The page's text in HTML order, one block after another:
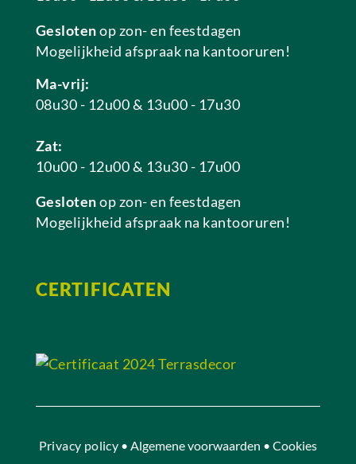
Geslotenop zon- en feestdagen
Mogelijkheid afspraak na kantooruren!
Ma-vrij:
08u30 - 12u00 & 13u00 - 17u30
Zat:
10u00 - 12u00 & 13u30 - 17u00
Geslotenop zon- en feestdagen
Mogelijkheid afspraak na kantooruren!
CERTIFICATEN
Privacy policy • Algemene voorwaarden • Cookies